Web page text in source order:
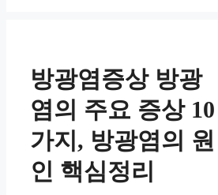
방광염증상 방광
염의 주요 증상 10
가지, 방광염의 원
인 핵심정리